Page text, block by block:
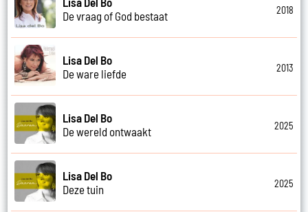
De vraag of God bestaat
2018
Lisa Del Bo
De ware liefde
2013
Lisa Del Bo
De wereld ontwaakt
2025
Lisa Del Bo
Deze tuin
2025